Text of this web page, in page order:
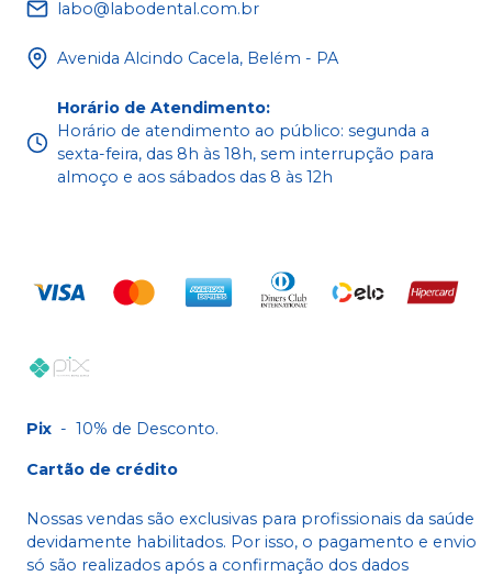
labo@labodental.com.br
Avenida Alcindo Cacela, Belém - PA
Horário de Atendimento:
Horário de atendimento ao público: segunda a
sexta-feira, das 8h às 18h, sem interrupção para
almoço e aos sábados das 8 às 12h
Pix - 10% de Desconto.
Cartão de crédito
Nossas vendas são exclusivas para profissionais da saúde
devidamente habilitados. Por isso, o pagamento e envio
só são realizados após a confirmação dos dados